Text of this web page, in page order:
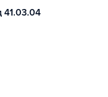
41.03.04